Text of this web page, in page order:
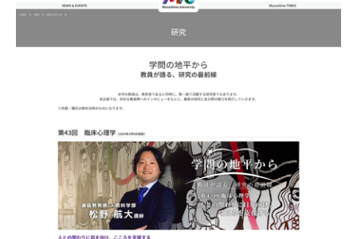
各種手続き・ご案内
卒業後の学び
武蔵野TV お問い合わせ
よくあるご質問 プライバシーポリシー